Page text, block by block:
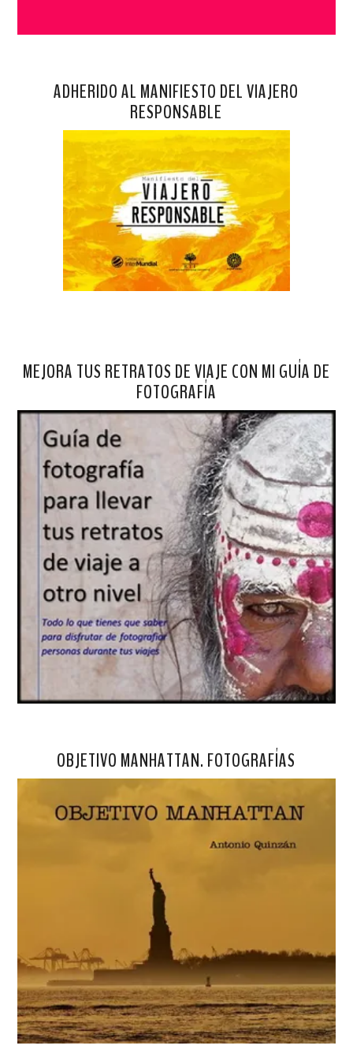
ADHERIDO AL MANIFIESTO DEL VIAJERO
RESPONSABLE
MEJORA TUS RETRATOS DE VIAJE CON MI GUÍA DE
FOTOGRAFÍA
OBJETIVO MANHATTAN. FOTOGRAFÍAS